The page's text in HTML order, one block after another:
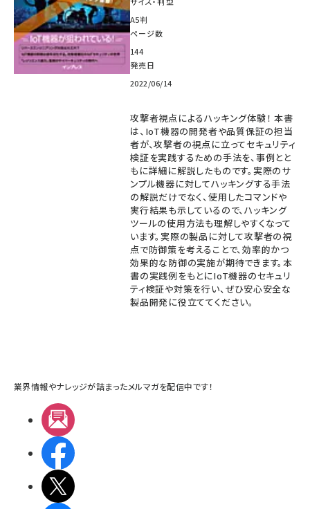
A5判
ページ数
144
発売日
2022/06/14
攻撃者視点によるハッキング体験！ 本書
は、IoT機器の開発者や品質保証の担当
者が、攻撃者の視点に立ってセキュリティ
検証を実践するための手法を、事例とと
もに詳細に解説したものです。実際のサ
ンプル機器に対してハッキングする手法
の解説だけでなく、使用したコマンドや
実行結果も示しているので、ハッキング
ツールの使用方法も理解しやすくなって
います。実際の製品に対して攻撃者の視
点で防御策を考えることで、効率的かつ
効果的な防御の実施が期待できます。本
書の実践例をもとにIoT機器のセキュリ
ティ検証や対策を行い、ぜひ安心安全な
製品開発に役立ててください。
業界情報やナレッジが詰まったメルマガを配信中です！